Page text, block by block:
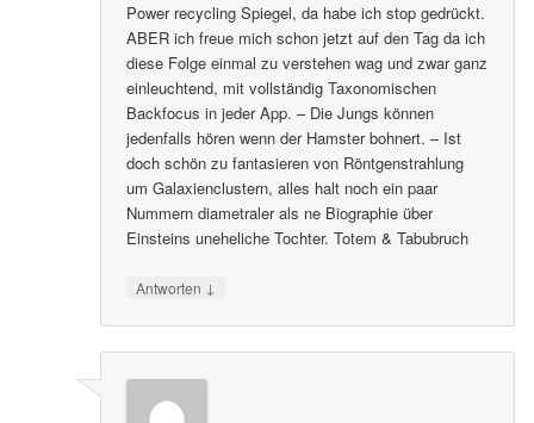
Power recycling Spiegel, da habe ich stop gedrückt.
ABER ich freue mich schon jetzt auf den Tag da ich
diese Folge einmal zu verstehen wag und zwar ganz
einleuchtend, mit vollständig Taxonomischen
Backfocus in jeder App. – Die Jungs können
jedenfalls hören wenn der Hamster bohnert. – Ist
doch schön zu fantasieren von Röntgenstrahlung
um Galaxienclustern, alles halt noch ein paar
Nummern diametraler als ne Biographie über
Einsteins uneheliche Tochter. Totem & Tabubruch
Antworten ↓